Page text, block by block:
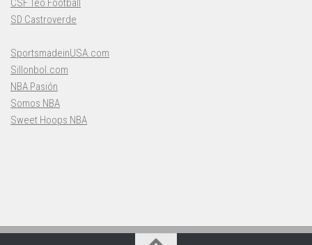
CSF Teo Football
SD Castroverde
SportsmadeinUSA.com
Sillonbol.com
NBA Pasión
Somos NBA
Sweet Hoops NBA